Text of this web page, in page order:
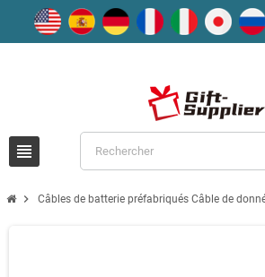
view_headline
chevron_right Câbles de batterie préfabriqués Câble de